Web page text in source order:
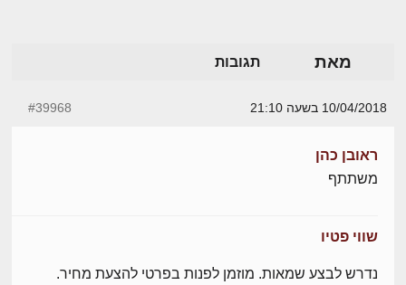
מאת תגובות
10/04/2018 בשעה 21:10 #39968
ראובן כהן
משתתף
שווי פטיו
נדרש לבצע שמאות. מוזמן לפנות בפרטי להצעת מחיר.